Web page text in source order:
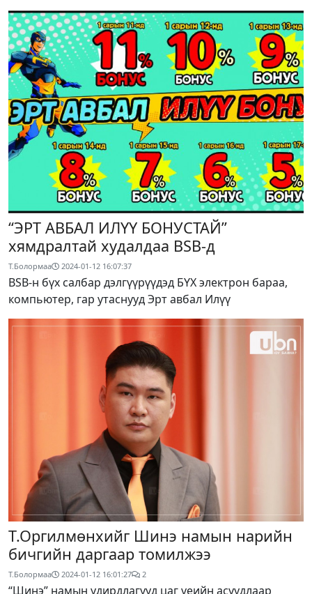
“ЭРТ АВБАЛ ИЛҮҮ БОНУСТАЙ”
хямдралтай худалдаа BSB-д
Т.Болормаа 2024-01-12 16:07:37
BSB-н бүх салбар дэлгүүрүүдэд БҮХ электрон бараа,
компьютер, гар утаснууд Эрт авбал Илүү
Т.Оргилмөнхийг Шинэ намын нарийн
бичгийн даргаар томилжээ
Т.Болормаа 2024-01-12 16:01:27 2
“Шинэ” намын удирдлагууд цаг үеийн асуудлаар